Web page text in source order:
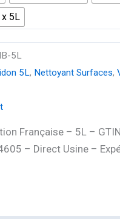
5L
5L
5L, Nettoyant Surfaces,
Française – 5L – GTIN
– Direct Usine –